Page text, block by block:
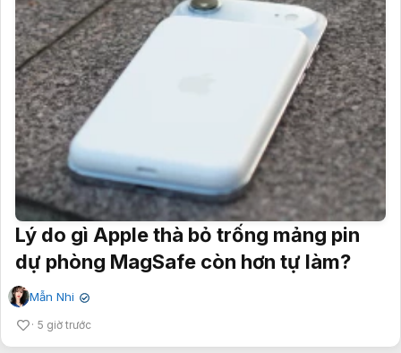
Lý do gì Apple thà bỏ trống mảng pin
dự phòng MagSafe còn hơn tự làm?
Mẫn Nhi ✔
5 giờ trước